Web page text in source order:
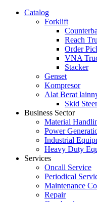
Catalog
Forklift
Reach
Order
VNA
Stacker
Genset
Kompresor
Alat Berat
Skid
Business Sector
Material
Power
Industrial
Heavy Duty
Services
Oncall Service
Periodical
Maintenance
Repair